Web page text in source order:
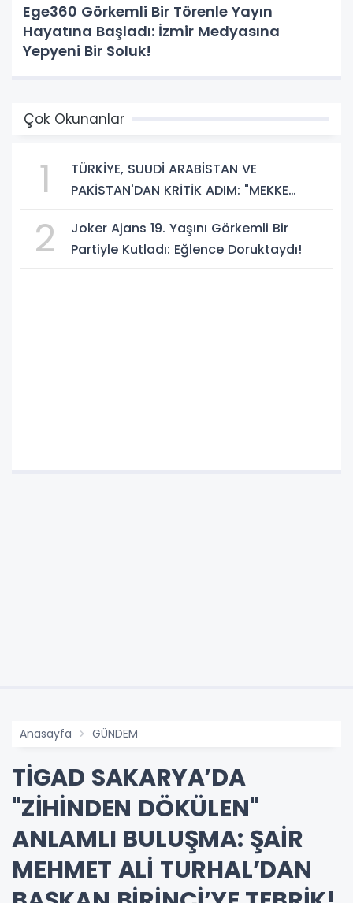
Ege360 Görkemli Bir Törenle Yayın
Hayatına Başladı: İzmir Medyasına
Yepyeni Bir Soluk!
Çok Okunanlar
1
TÜRKİYE, SUUDİ ARABİSTAN VE
PAKİSTAN'DAN KRİTİK ADIM: "MEKKE
2
Joker Ajans 19. Yaşını Görkemli Bir
Partiyle Kutladı: Eğlence Doruktaydı!
Anasayfa GÜNDEM
TİGAD SAKARYA’DA
"ZİHİNDEN DÖKÜLEN"
ANLAMLI BULUŞMA: ŞAİR
MEHMET ALİ TURHAL’DAN